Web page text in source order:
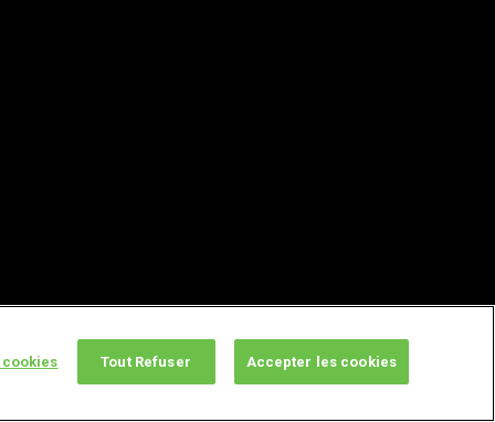
twitterfacebook
youtube
Tout Refuser Accepter les cookies